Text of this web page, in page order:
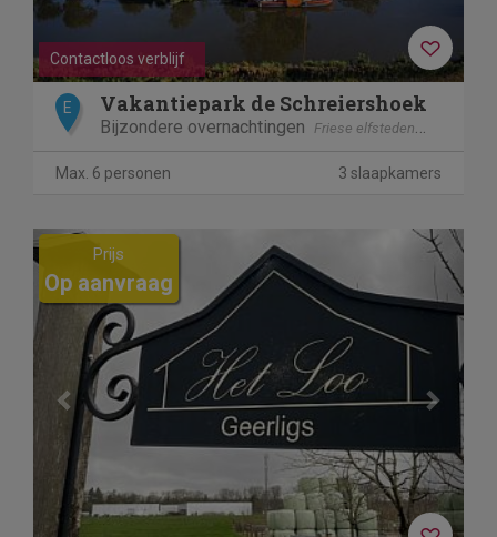
Contactloos verblijf
E Vakantiepark de Schreiershoek
Bijzondere overnachtingen Friese elfsteden
Max. 6 personen 3 slaapkamers
Previous Next
Prijs
Op aanvraag